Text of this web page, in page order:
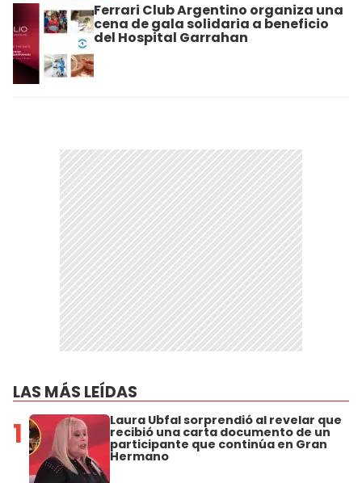
Ferrari Club Argentino organiza una
cena de gala solidaria a beneficio
del Hospital Garrahan
LAS MÁS LEÍDAS
1 Laura Ubfal sorprendió al revelar que
recibió una carta documento de un
participante que continúa en Gran
Hermano